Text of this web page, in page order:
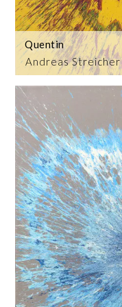
Andreas Streicher
Quentin